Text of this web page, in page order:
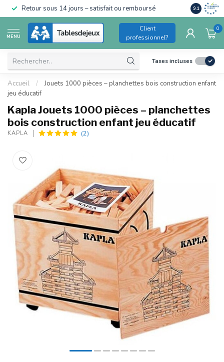
Retour sous 14 jours – satisfait ou remboursé Conforme
pour
9.1
MENU
Client
professionnel?
0
Taxes incluses
Accueil /
Jouets 1000 pièces – planchettes bois construction enfant
jeu éducatif
Kapla Jouets 1000 pièces – planchettes
bois construction enfant jeu éducatif
KAPLA (2)